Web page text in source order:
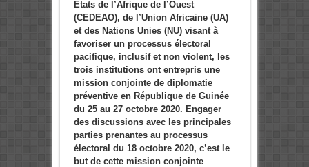
États de l’Afrique de l’Ouest
(CEDEAO), de l’Union Africaine (UA)
et des Nations Unies (NU) visant à
favoriser un processus électoral
pacifique, inclusif et non violent, les
trois institutions ont entrepris une
mission conjointe de diplomatie
préventive en République de Guinée
du 25 au 27 octobre 2020. Engager
des discussions avec les principales
parties prenantes au processus
électoral du 18 octobre 2020, c’est le
but de cette mission conjointe